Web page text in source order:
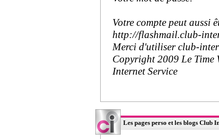
Votre compte peut aussi
http://flashmail.club-
Merci d'utiliser club-
Copyright 2009 Le Time
Internet Service
Les pages perso et les blogs Club